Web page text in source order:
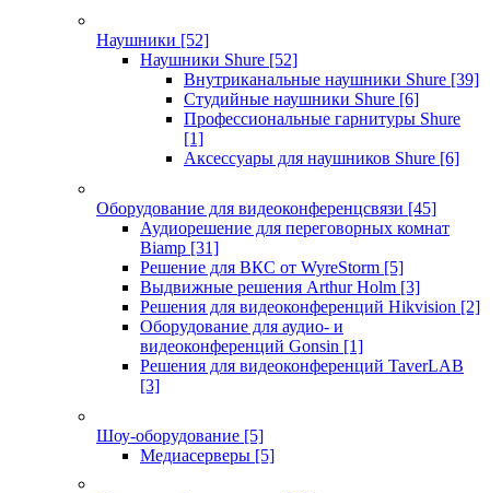
Наушники [52]
Наушники Shure [52]
Внутриканальные наушники Shure [39]
Студийные наушники Shure [6]
Профессиональные гарнитуры Shure
[1]
Аксессуары для наушников Shure [6]
Оборудование для видеоконференцсвязи [45]
Аудиорешение для переговорных комнат
Biamp [31]
Решение для ВКС от WyreStorm [5]
Выдвижные решения Arthur Holm [3]
Решения для видеоконференций Hikvision [2]
Оборудование для аудио- и
видеоконференций Gonsin [1]
Решения для видеоконференций TaverLAB
[3]
Шоу-оборудование [5]
Медиасерверы [5]